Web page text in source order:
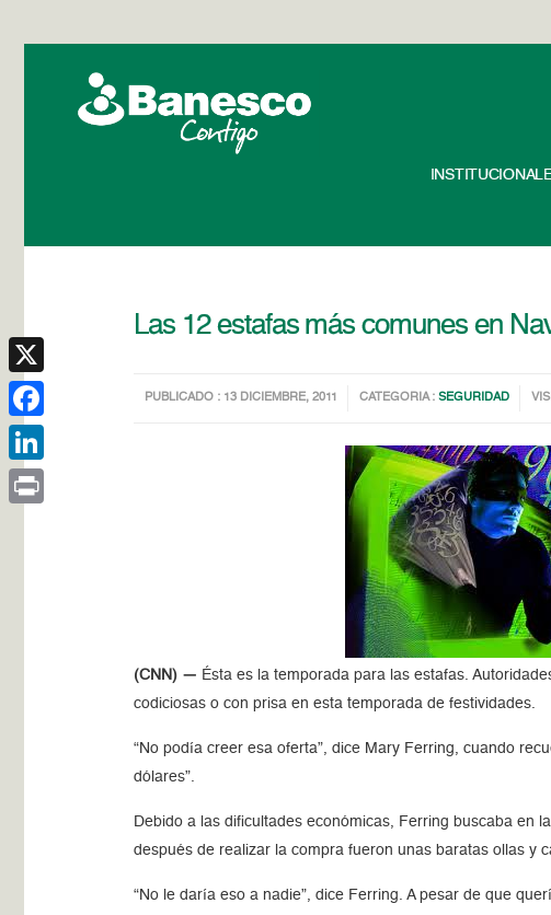
Las 12 estafas más comunes en
PUBLICADO : 13 DICIEMBRE, 2011 CATEGORIA :SEGURIDAD
(CNN) — Ésta es la temporada para las estafas.
codiciosas o con prisa en esta temporada de festividades.
“No podía creer esa oferta”, dice Mary Ferring, cuando
dólares”.
Debido a las dificultades económicas, Ferring buscaba en
después de realizar la compra fueron unas baratas ollas y
“No le daría eso a nadie”, dice Ferring. A pesar de que
X
Facebook
LinkedIn